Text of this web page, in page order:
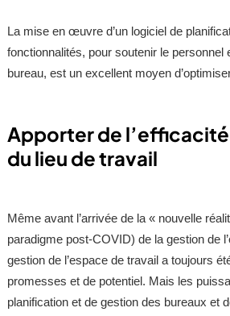
La mise en œuvre d’un logiciel de
fonctionnalités, pour soutenir le personnel
bureau, est un excellent moyen
Apporter de l’efficacité
du lieu de travail
Même avant l’arrivée de la « nouvelle
paradigme post-COVID) de la gestion de
gestion de l’espace de travail a toujours
promesses et de potentiel. Mais les
planification et de gestion des bureaux et